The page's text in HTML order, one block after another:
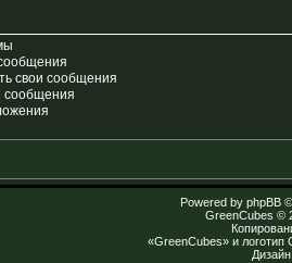
свои сообщения
сообщения
Powered by phpBB
GreenCubes ©
«GreenCubes» и